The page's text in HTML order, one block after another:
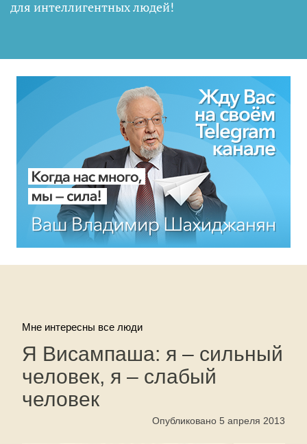
для интеллигентных людей!
Мне интересны все люди
Я Висампаша: я – сильный
человек, я – слабый
человек
Опубликовано 5 апреля 2013